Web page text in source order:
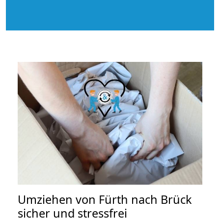
Umziehen von Fürth nach Brück
sicher und stressfrei